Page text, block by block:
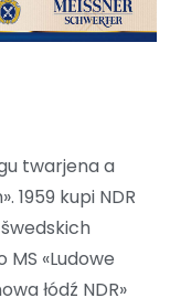
twarjena a
1959 kupi NDR
MS «Ludowe
łódź NDR»